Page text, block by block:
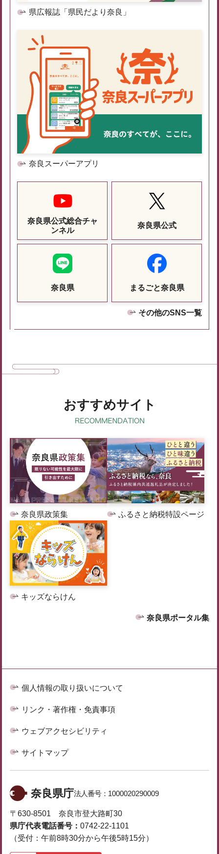
県広報誌「県民だより奈良」
奈良スーパーアプリ
奈良県公式総合チャ
ンネル
奈良県公式
奈良県 まるごと奈良県
その他のSNS一覧
おすすめサイト
奈良県政策集 ふるさと納税特設ページ
キッズならけん
奈良県ポータル集
個人情報の取り扱いについて
リンク・著作権・免責事項
ウェブアクセシビリティ
サイトマップ
奈良県庁法人番号： 1000020290009
〒630-8501 奈良市登大路町30
県庁代表電話番号： 0742-22-1101
（受付：午前8時30分から午後5時15分）